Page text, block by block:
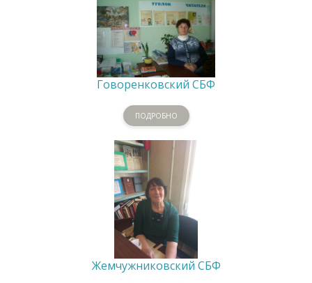
Говоренковский СБФ
ПОДРОБНО
Жемчужниковский СБФ